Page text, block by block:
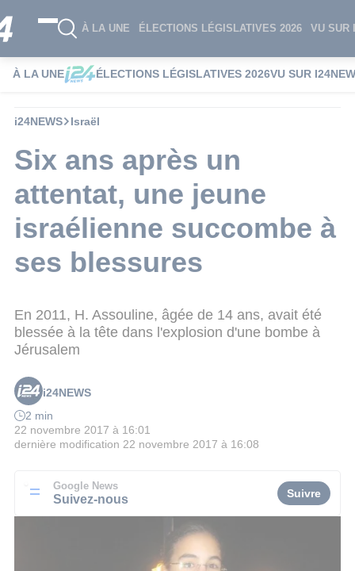
À LA UNE ÉLECTIONS LÉGISLATIVES 2026 VU SUR
À LA UNE ÉLECTIONS LÉGISLATIVES 2026VU SUR
i24NEWS Israël
Six ans après un
attentat, une jeune
israélienne succombe à
ses blessures
En 2011, H. Assouline, âgée de 14 ans, avait été
blessée à la tête dans l'explosion d'une bombe à
Jérusalem
i24NEWS
2 min
22 novembre 2017 à 16:01
dernière modification 22 novembre 2017 à 16:08
Google News
Suivez-nous Suivre